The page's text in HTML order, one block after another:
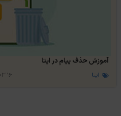
آموزش حذف پیام در ایتا
ایتا